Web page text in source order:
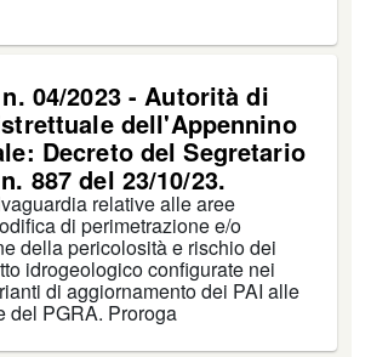
04/2023 - Autorità di
dell'Appennino
Decreto del Segretario
887 del 23/10/23.
relative alle aree
di perimetrazione e/o
della pericolosità e rischio dei
idrogeologico configurate nei
di aggiornamento dei PAI alle
del PGRA. Proroga